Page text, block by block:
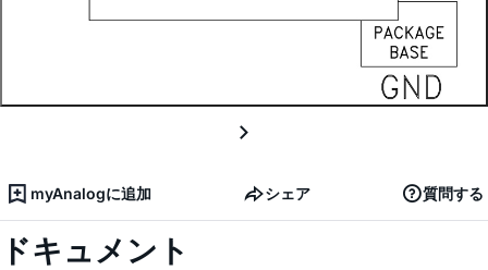
myAnalogに追加 シェア 質問する
ドキュメント